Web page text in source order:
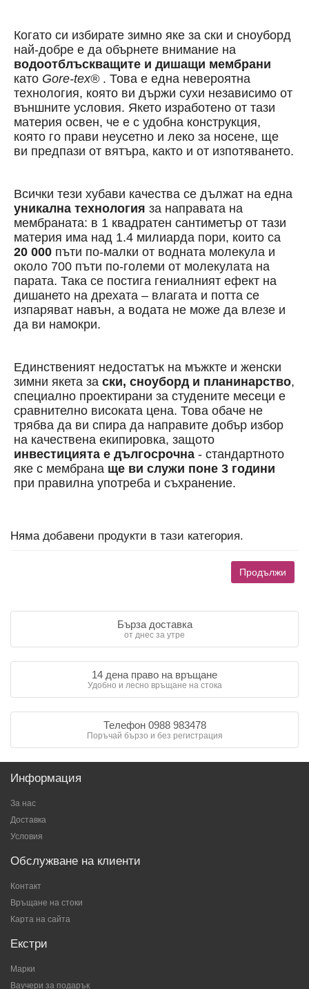
Когато си избирате зимно яке за ски и сноуборд
най-добре е да обърнете внимание на
водоотблъскващите и дишащи мембрани
като Gore-tex® . Това е една невероятна
технология, която ви държи сухи независимо от
външните условия. Якето изработено от тази
материя освен, че е с удобна конструкция,
която го прави неусетно и леко за носене, ще
ви предпази от вятъра, както и от изпотяването.
Всички тези хубави качества се дължат на една
уникална технология за направата на
мембраната: в 1 квадратен сантиметър от тази
материя има над 1.4 милиарда пори, които са
20 000 пъти по-малки от водната молекула и
около 700 пъти по-големи от молекулата на
парата. Така се постига гениалният ефект на
дишането на дрехата – влагата и потта се
изпаряват навън, а водата не може да влезе и
да ви намокри.
Единственият недостатък на мъжкте и женски
зимни якета за ски, сноуборд и планинарство,
специално проектирани за студените месеци е
сравнително високата цена. Това обаче не
трябва да ви спира да направите добър избор
на качествена екипировка, защото
инвестицията е дългосрочна - стандартното
яке с мембрана ще ви служи поне 3 години
при правилна употреба и съхранение.
Няма добавени продукти в тази категория.
Продължи
Бърза доставка
от днес за утре
14 дена право на връщане
Удобно и лесно връщане на стока
Телефон 0988 983478
Поръчай бързо и без регистрация
Информация
За нас
Доставка
Условия
Обслужване на клиенти
Контакт
Връщане на стоки
Карта на сайта
Екстри
Марки
Ваучери за подарък